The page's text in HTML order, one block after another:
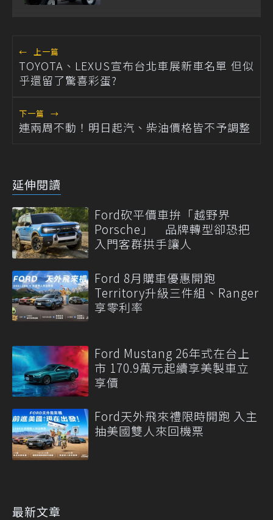
← 上一篇
TOYOTA、LEXUS宣布台北車展新車名單 但似
乎還留了驚喜彩蛋?
下一篇 →
連兩周不動！明日起汽、柴油價格皆不予調整
延伸閱讀
Ford砍平價車拚「越野界
Porsche」 品牌轉型卻恐把
入門客群拱手讓人
Ford 8月購車優惠開跑
Territory升級三件組、Ranger
享零利率
Ford Mustang 26年式在台上
市 170.9萬元起續享美製車立
享價
Ford天外飛來禮限時開跑 入主
抽美國雙人來回機票
最新文章